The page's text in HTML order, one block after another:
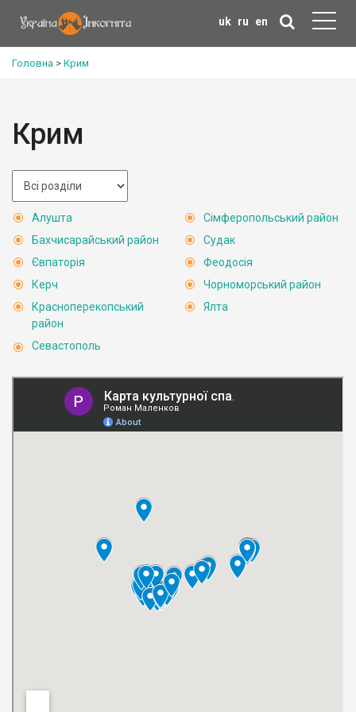
uk ru en
Головна > Крим
Крим
Алушта
Бахчисарайський район
Євпаторія
Керч
Красноперекопський
район
Севастополь
Сімферопольський район
Судак
Феодосія
Чорноморський район
Ялта